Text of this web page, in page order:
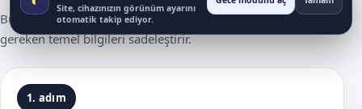
Bu akış, hizmet talebi oluşturmadan önce karar verilmesi
gereken temel bilgileri sadeleştirir.
1. adım
Site, cihazınızın görünüm ayarını
otomatik takip ediyor.